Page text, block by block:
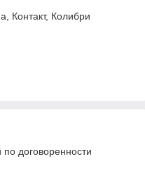
Контакт, Колибри
договоренности